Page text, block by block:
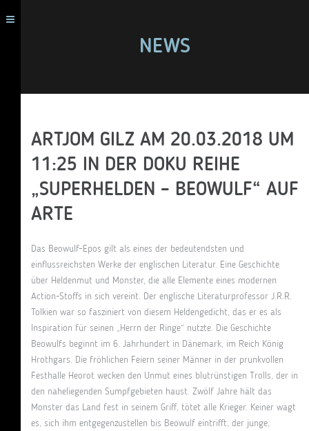
NEWS
ARTJOM GILZ AM 20.03.2018 UM
11:25 IN DER DOKU REIHE
„SUPERHELDEN – BEOWULF“ AUF
ARTE
Das Beowulf-Epos gilt als eines der bedeutendsten und
einflussreichsten Werke der englischen Literatur. Eine Geschichte
über Heldenmut und Monster, die alle Elemente eines modernen
Action-Stoffs in sich vereint. Der englische Literaturprofessor J.R.R.
Tolkien war so fasziniert von diesem Heldengedicht, das er es als
Inspiration für seinen „Herrn der Ringe“ nutzte. Die Geschichte
Beowulfs beginnt im 6. Jahrhundert in Dänemark, im Reich König
Hrothgars. Die fröhlichen Feiern seiner Männer in der prunkvollen
Festhalle Heorot wecken den Unmut eines blutrünstigen Trolls, der in
den naheliegenden Sumpfgebieten haust. Zwölf Jahre hält das
Monster das Land fest in seinem Griff, tötet alle Krieger. Keiner wagt
es, sich ihm entgegenzustellen bis Beowulf eintrifft, der junge,